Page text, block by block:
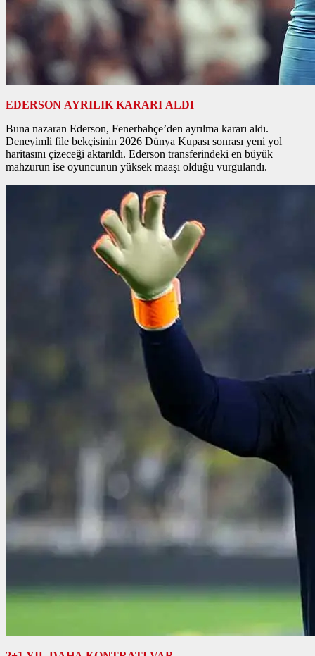
EDERSON AYRILIK KARARI ALDI
Buna nazaran Ederson, Fenerbahçe’den ayrılma kararı aldı.
Deneyimli file bekçisinin 2026 Dünya Kupası sonrası yeni yol
haritasını çizeceği aktarıldı. Ederson transferindeki en büyük
mahzurun ise oyuncunun yüksek maaşı olduğu vurgulandı.